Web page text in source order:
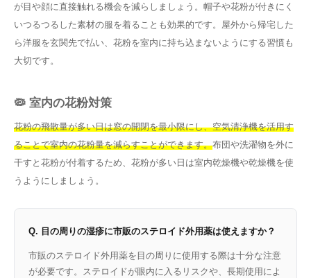
が目や顔に直接触れる機会を減らしましょう。帽子や花粉が付きにく
いつるつるした素材の服を着ることも効果的です。屋外から帰宅した
ら洋服を玄関先で払い、花粉を室内に持ち込まないようにする習慣も
大切です。
🦠 室内の花粉対策
花粉の飛散量が多い日は窓の開閉を最小限にし、空気清浄機を活用す
ることで室内の花粉量を減らすことができます。布団や洗濯物を外に
干すと花粉が付着するため、花粉が多い日は室内乾燥機や乾燥機を使
うようにしましょう。
Q. 目の周りの湿疹に市販のステロイド外用薬は使えますか？
市販のステロイド外用薬を目の周りに使用する際は十分な注意
が必要です。ステロイドが眼内に入るリスクや、長期使用によ